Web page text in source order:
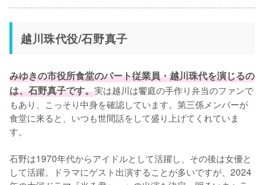
越川珠代役/石野真子
みゆきの市役所⾷堂のパート従業員・越川珠代を演じるの
は、石野真子です。実は越川は饗庭の⼿作り弁当のファンで
もあり、こっそり中身を確認しています。第三係メンバーが
食堂に来ると、いつも世間話をして盛り上げてくれていま
す。
石野は1970年代からアイドルとして活躍し、その後は女優と
して活躍。ドラマにゲスト出演することが多いですが、2024